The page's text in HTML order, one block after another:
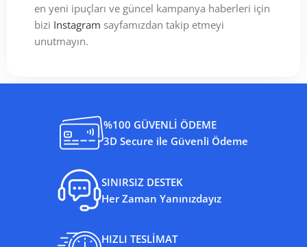
en yeni ipuçları ve güncel kampanya haberleri için
bizi Instagram sayfamızdan takip etmeyi
unutmayın.
%100 GÜVENLİ ÖDEME
3D Secure ile Güvenli Ödeme
SINIRSIZ DESTEK
Her Zaman Yanınızdayız
HIZLI TESLİMAT